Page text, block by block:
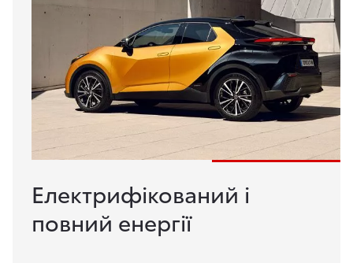
Електрифікований і
повний енергії